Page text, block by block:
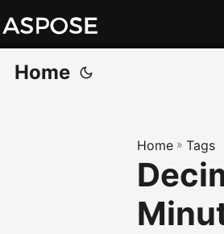
Home
Home » Tags